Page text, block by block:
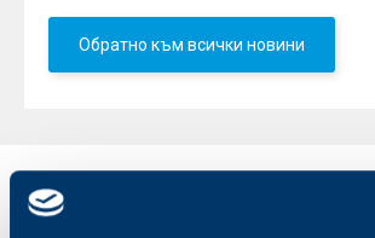
Обратно към всички новини
Индивидуални
клиенти